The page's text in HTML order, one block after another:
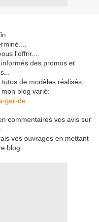
l'offrir....
des promos et
de modèles réalisés....
blog varié:
ger-de
commentaires vos avis sur
vos ouvrages en mettant
blog...